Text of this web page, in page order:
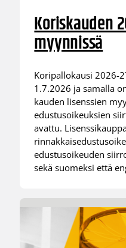
Koriskauden
myynnissä
Koripallokausi 2026-
1.7.2026 ja samalla
kauden lisenssien
edustusoikeuksien
avattu.
edustusoikeuden
sekä suomeksi että